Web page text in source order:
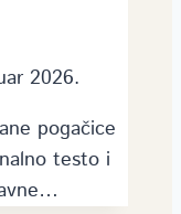
2026.
pogačice
testo i